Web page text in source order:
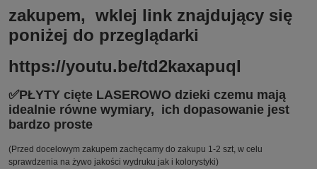
zakupem, wklej link znajdujący się
poniżej do przeglądarki
https://youtu.be/td2kaxapuqI
✅PŁYTY cięte LASEROWO dzieki czemu mają
idealnie równe wymiary, ich dopasowanie jest
bardzo proste
(Przed docelowym zakupem zachęcamy do zakupu 1-2 szt, w celu
sprawdzenia na żywo jakości wydruku jak i kolorystyki)